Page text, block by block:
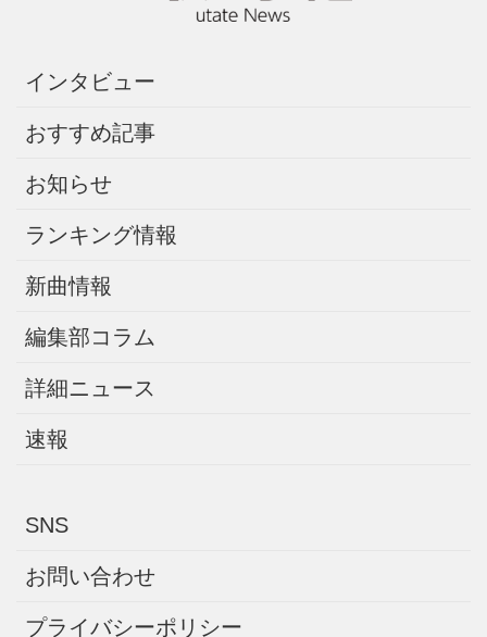
インタビュー
おすすめ記事
お知らせ
ランキング情報
新曲情報
編集部コラム
詳細ニュース
速報
SNS
お問い合わせ
プライバシーポリシー